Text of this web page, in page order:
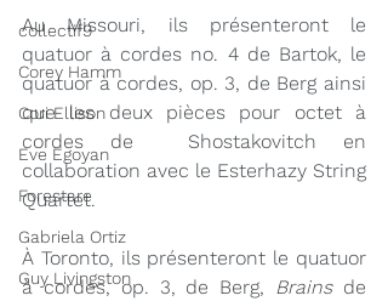
collectif9
Corey Hamm
Cori Ellison
Eve Egoyan
Forestare
Gabriela Ortiz
Guy Livingston
Au Missouri, ils présenteront le
quatuor à cordes no. 4 de Bartok, le
quatuor à cordes, op. 3, de Berg ainsi
que les deux pièces pour octet à
cordes de  Shostakovitch en
collaboration avec le Esterhazy String
Quartet.
À Toronto, ils présenteront le quatuor
à cordes, op. 3, de Berg, Brains